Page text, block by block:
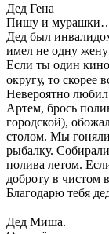
Дед Гена
Пишу и
Дед был
имел не одну
Если ты один
округу, то скорее
Невероятно
Артем, брось
городской),
столом. Мы
рыбалку.
полива летом.
доброту в чистом
Благодарю тебя
Дед Миша.